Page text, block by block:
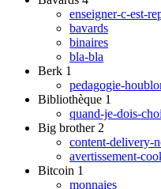
enseigner-c-est-
bavards
binaires
bla-bla
Berk 1
pedagogie-
Bibliothèque 1
quand-je-dois-
Big brother 2
content-delivery-
avertissement-
Bitcoin 1
monnaies